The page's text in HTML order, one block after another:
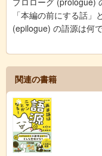
「本編の前にする話
(epilogue) の語源は何
関連の書籍